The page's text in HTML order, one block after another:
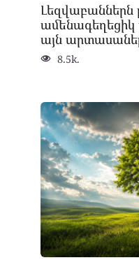
Լեզվաբաններն
ամենագեղեցիկ
այն
8.5k.